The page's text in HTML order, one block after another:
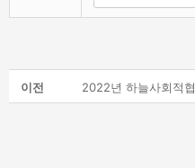
이전 2022년 하늘사회적